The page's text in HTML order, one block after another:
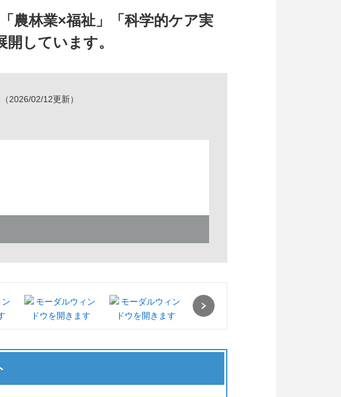
農林業×福祉」「科学的ケア実
しています。
（2026/02/12更新）